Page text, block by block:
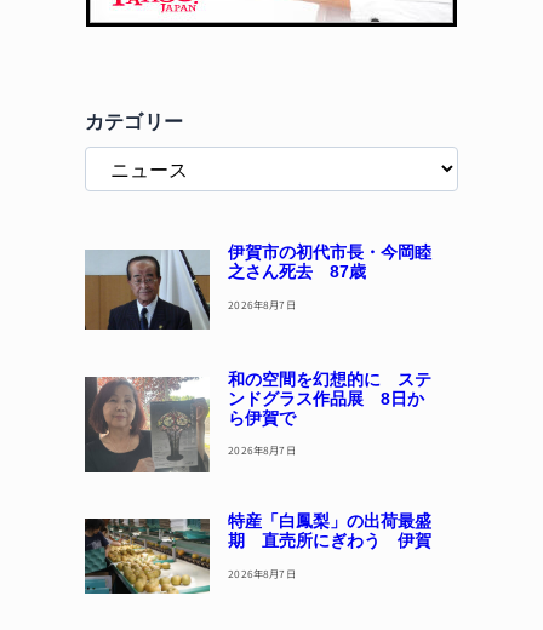
カテゴリー
伊賀市の初代市長・今岡睦
之さん死去 87歳
2026年8月7日
和の空間を幻想的に ステ
ンドグラス作品展 8日か
ら伊賀で
2026年8月7日
特産「白鳳梨」の出荷最盛
期 直売所にぎわう 伊賀
2026年8月7日